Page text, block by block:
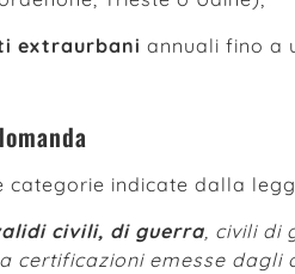
extraurbani annuali fino a
categorie indicate dalla
civili, di guerra , civili di
certificazioni emesse dagli